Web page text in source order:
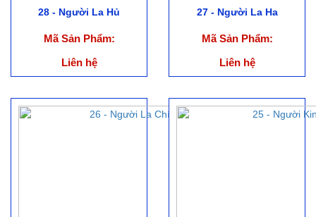
28 - Người La Hủ
Mã Sản Phẩm:
Liên hệ
27 - Người La Ha
Mã Sản Phẩm:
Liên hệ